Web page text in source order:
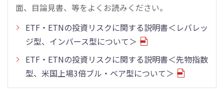
面、目論見書、等をよくお読みください。
ETF・ETNの投資リスクに関する説明書＜レバレッ
ジ型、インバース型について＞
ETF・ETNの投資リスクに関する説明書＜先物指数
型、米国上場3倍ブル・ベア型について＞